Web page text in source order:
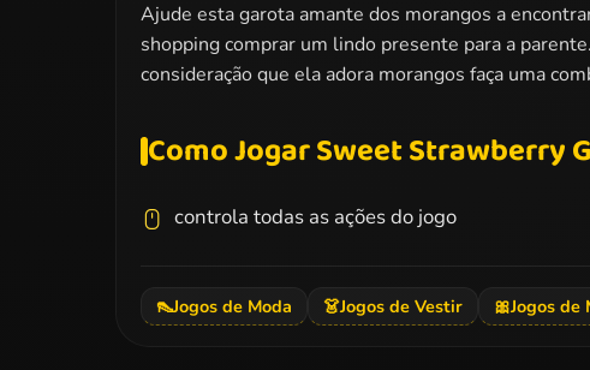
Ajude esta garota amante dos morangos a
shopping comprar um lindo presente para a
consideração que ela adora morangos faça uma
Como Jogar Sweet Strawberry
controla todas as ações do jogo
👠Jogos de Moda 👗Jogos de Vestir 🎀Jogos de